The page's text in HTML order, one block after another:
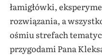
łamigłówki,
rozwiązania, a
ośmiu strefach
przygodami Pana